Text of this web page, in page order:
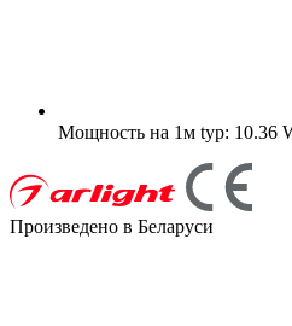
Мощность на 1м typ: 10.36
Произведено в Беларуси